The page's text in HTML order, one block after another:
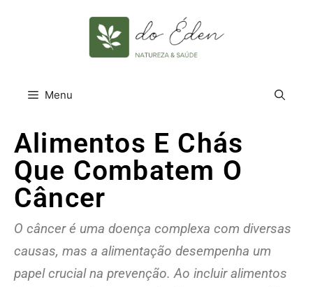
Menu
Alimentos E Chás
Que Combatem O
Câncer
O câncer é uma doença complexa com diversas
causas, mas a alimentação desempenha um
papel crucial na prevenção. Ao incluir alimentos